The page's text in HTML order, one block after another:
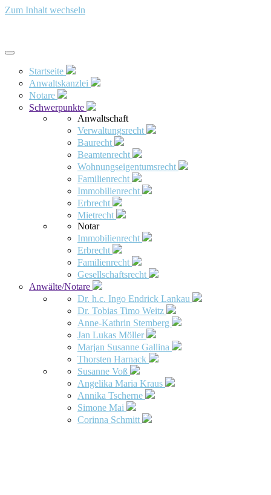
Zum Inhalt wechseln
Startseite
Anwaltskanzlei
Notare
Schwerpunkte
Anwaltschaft
Verwaltungsrecht
Baurecht
Beamtenrecht
Wohnungseigentumsrecht
Familienrecht
Immobilienrecht
Erbrecht
Mietrecht
Notar
Immobilienrecht
Erbrecht
Familienrecht
Gesellschaftsrecht
Anwälte/Notare
Dr. h.c. Ingo Endrick Lankau
Dr. Tobias Timo Weitz
Anne-Kathrin Stemberg
Jan Lukas Möller
Marjan Susanne Gallina
Thorsten Harnack
Susanne Voß
Angelika Maria Kraus
Annika Tscherne
Simone Mai
Corinna Schmitt